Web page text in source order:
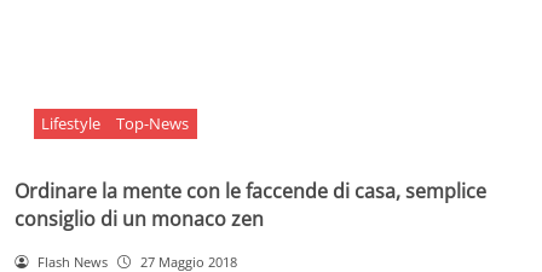
Lifestyle Top-News
Ordinare la mente con le faccende di casa, semplice
consiglio di un monaco zen
Flash News 27 Maggio 2018